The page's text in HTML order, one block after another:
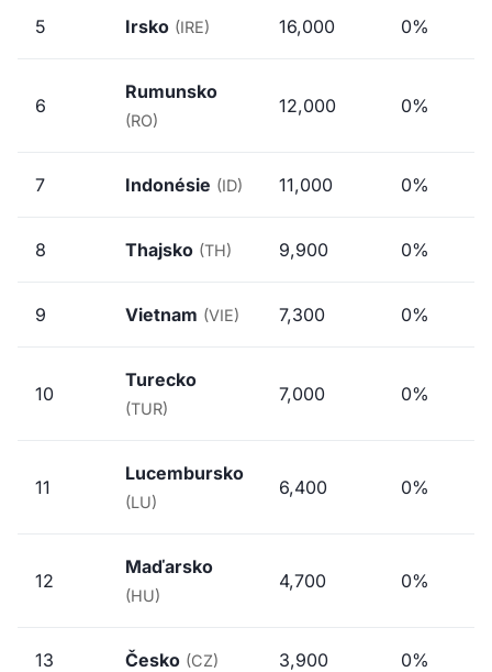
5 Irsko (IRE) 16,000 0%
6
Rumunsko
(RO)
12,000 0%
7 Indonésie (ID) 11,000 0%
8 Thajsko (TH) 9,900 0%
9 Vietnam (VIE) 7,300 0%
10
Turecko
(TUR)
7,000 0%
11
Lucembursko
(LU)
6,400 0%
12
Maďarsko
(HU)
4,700 0%
13 Česko (CZ) 3,900 0%